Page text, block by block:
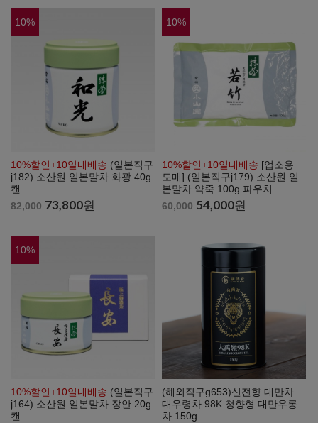
10%
10%할인+10일내배송 (일본직구
j182) 소산원 일본말차 화광 40g
캔
82,000 73,800원
10%
10%할인+10일내배송 [업소용
도매] (일본직구j179) 소산원 일
본말차 약죽 100g 파우치
60,000 54,000원
10%
10%할인+10일내배송 (일본직구
j164) 소산원 일본말차 장안 20g
캔
(해외직구g653)신전향 대만차
대우령차 98K 청향형 대만우롱
차 150g